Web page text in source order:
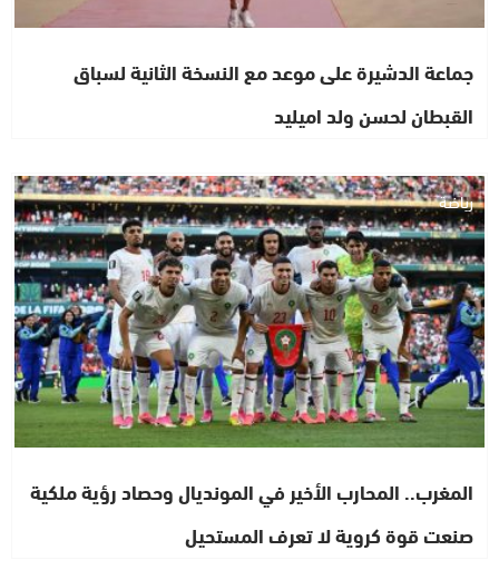
جماعة الدشيرة على موعد مع النسخة الثانية لسباق
القبطان لحسن ولد اميليد
رياضة
المغرب.. المحارب الأخير في المونديال وحصاد رؤية ملكية
صنعت قوة كروية لا تعرف المستحيل